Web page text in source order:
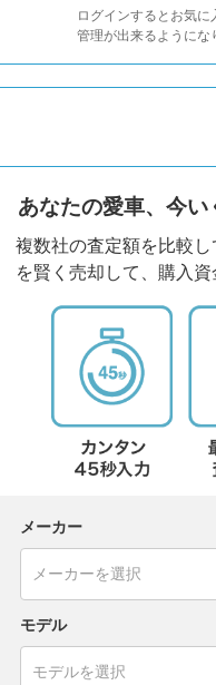
ログインするとお気
管理が出来るようにな
あなたの愛車、今い
複数社の査定額を比較
を賢く売却して、購入
メーカー
モデル